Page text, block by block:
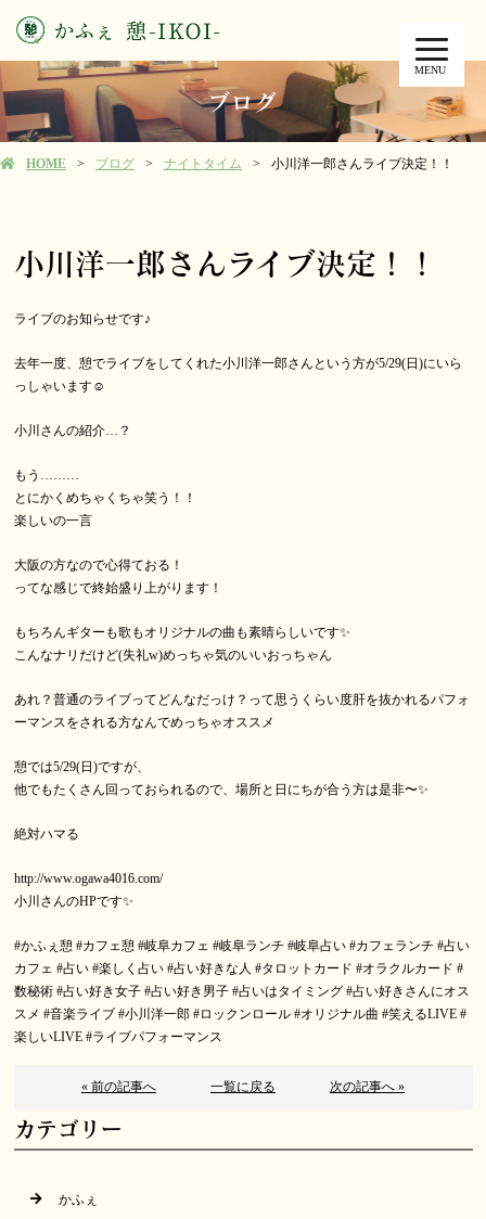
MENU
ブログ
HOME ブログ ナイトタイム 小川洋一郎さんライブ決定！！
小川洋一郎さんライブ決定！！
ライブのお知らせです♪
去年一度、憩でライブをしてくれた小川洋一郎さんという方が5/29(日)にいら
っしゃいます☺️
小川さんの紹介…？
もう………
とにかくめちゃくちゃ笑う！！
楽しいの一言
大阪の方なので心得ておる！
ってな感じで終始盛り上がります！
もちろんギターも歌もオリジナルの曲も素晴らしいです✨
こんなナリだけど(失礼w)めっちゃ気のいいおっちゃん
あれ？普通のライブってどんなだっけ？って思うくらい度肝を抜かれるパフォ
ーマンスをされる方なんでめっちゃオススメ
憩では5/29(日)ですが、
他でもたくさん回っておられるので、場所と日にちが合う方は是非〜✨
絶対ハマる
http://www.ogawa4016.com/
小川さんのHPです✨
#かふぇ憩 #カフェ憩 #岐阜カフェ #岐阜ランチ #岐阜占い #カフェランチ #占い
カフェ #占い #楽しく占い #占い好きな人 #タロットカード #オラクルカード #
数秘術 #占い好き女子 #占い好き男子 #占いはタイミング #占い好きさんにオス
スメ #音楽ライブ #小川洋一郎 #ロックンロール #オリジナル曲 #笑えるLIVE #
楽しいLIVE #ライブパフォーマンス
« 前の記事へ 一覧に戻る 次の記事へ »
カテゴリー
かふぇ